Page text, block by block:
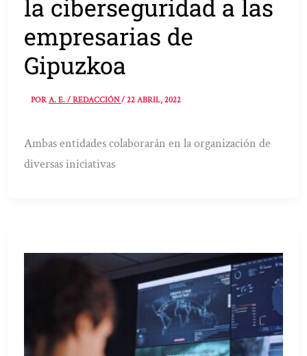
la ciberseguridad a las
empresarias de
Gipuzkoa
PORA. E. / REDACCIÓN/22 ABRIL, 2022
Ambas entidades colaborarán en la organización de
diversas iniciativas